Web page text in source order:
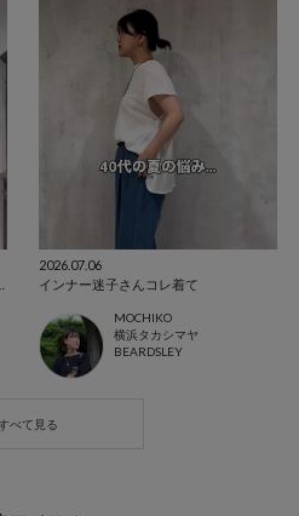
2026.07.06
インナー迷子さんコレ着て
MOCHIKO
横浜タカシマヤ
BEARDSLEY